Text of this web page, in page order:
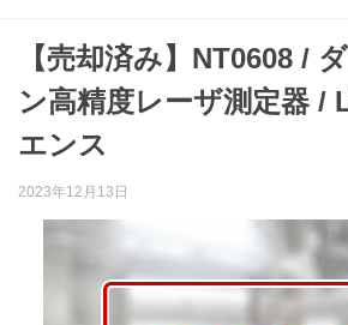
【売却済み】NT0608 /
ン高精度レーザ測定器 /
エンス
2023年12月13日